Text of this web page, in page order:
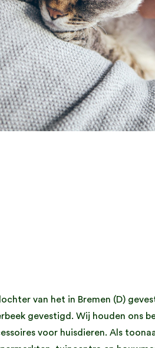
van het in Bremen (D)
gevestigd. Wij houden ons
voor huisdieren. Als